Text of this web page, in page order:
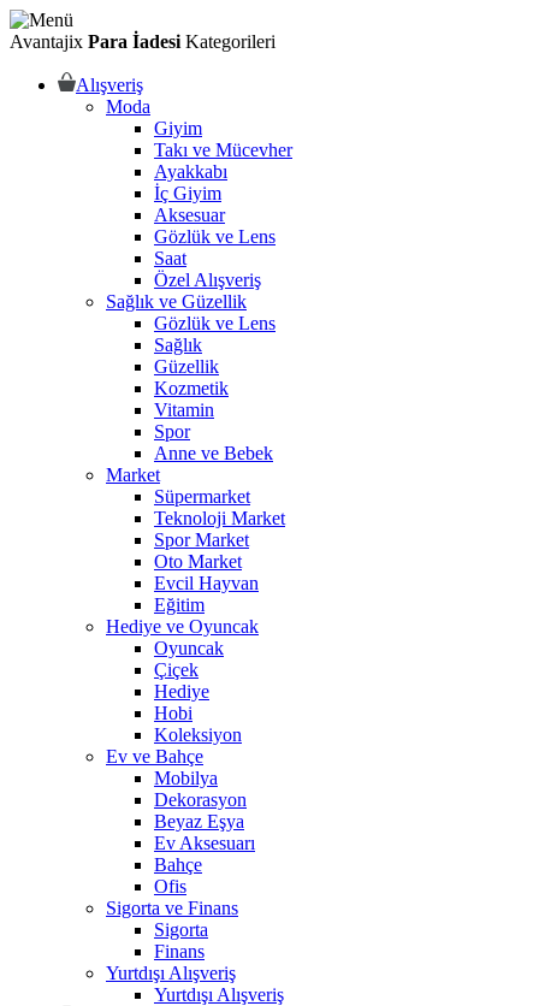
Avantajix Para İadesi Kategorileri
Alışveriş
Moda
Giyim
Takı ve Mücevher
Ayakkabı
İç Giyim
Aksesuar
Gözlük ve Lens
Saat
Özel Alışveriş
Sağlık ve Güzellik
Gözlük ve Lens
Sağlık
Güzellik
Kozmetik
Vitamin
Spor
Anne ve Bebek
Market
Süpermarket
Teknoloji Market
Spor Market
Oto Market
Evcil Hayvan
Eğitim
Hediye ve Oyuncak
Oyuncak
Çiçek
Hediye
Hobi
Koleksiyon
Ev ve Bahçe
Mobilya
Dekorasyon
Beyaz Eşya
Ev Aksesuarı
Bahçe
Ofis
Sigorta ve Finans
Sigorta
Finans
Yurtdışı Alışveriş
Yurtdışı Alışveriş